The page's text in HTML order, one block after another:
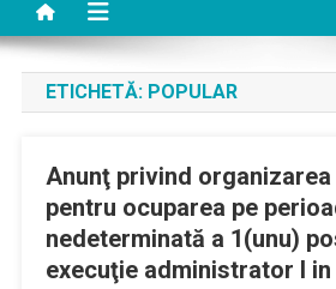
ETICHETĂ: POPULAR
Anunţ privind
pentru ocuparea pe
nedeterminată a 1(unu)
execuţie administrator I